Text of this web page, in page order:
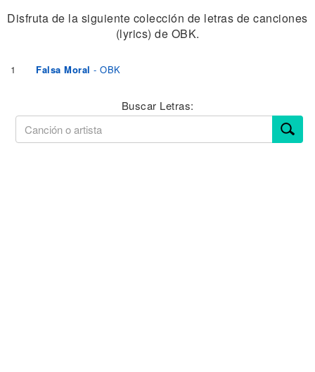
Disfruta de la siguiente colección de letras de canciones
(lyrics) de OBK.
1 Falsa Moral - OBK
Buscar Letras: